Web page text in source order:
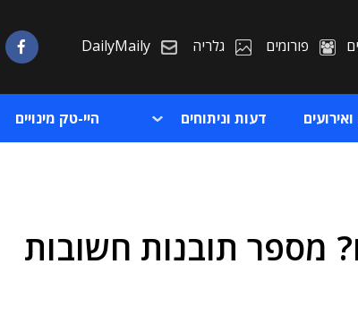
פורומים גלריה DailyMaily
דעות וניתוחים היי-טק מינויים
מספר תובנות חשובות